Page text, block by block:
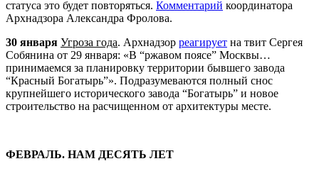
статуса это будет повторяться. Комментарий координатора
Архнадзора Александра Фролова.
30 января Угроза года. Архнадзор реагирует на твит Сергея
Собянина от 29 января: «В “ржавом поясе” Москвы…
принимаемся за планировку территории бывшего завода
“Красный Богатырь”». Подразумеваются полный снос
крупнейшего исторического завода “Богатырь” и новое
строительство на расчищенном от архитектуры месте.
ФЕВРАЛЬ. НАМ ДЕСЯТЬ ЛЕТ